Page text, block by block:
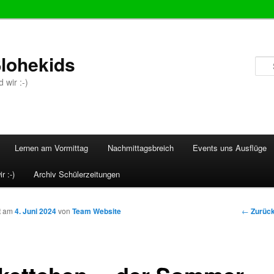
wir :-)
Lernen am Vormittag Nachmittagsbreich Events uns Ausflüge
:-) Archiv Schülerzeitungen
←
am4. Juni 2024 vonTeam Website